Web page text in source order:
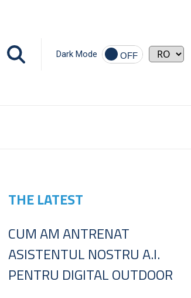
Dark Mode
THE LATEST
CUM AM ANTRENAT
ASISTENTUL NOSTRU A.I.
PENTRU DIGITAL OUTDOOR